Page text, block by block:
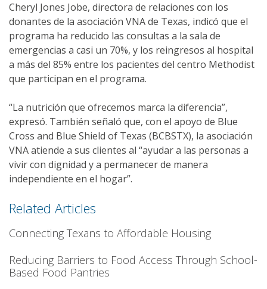
Cheryl Jones Jobe, directora de relaciones con los
donantes de la asociación VNA de Texas, indicó que el
programa ha reducido las consultas a la sala de
emergencias a casi un 70%, y los reingresos al hospital
a más del 85% entre los pacientes del centro Methodist
que participan en el programa.
“La nutrición que ofrecemos marca la diferencia”,
expresó. También señaló que, con el apoyo de Blue
Cross and Blue Shield of Texas (BCBSTX), la asociación
VNA atiende a sus clientes al “ayudar a las personas a
vivir con dignidad y a permanecer de manera
independiente en el hogar”.
Related Articles
Connecting Texans to Affordable Housing
Reducing Barriers to Food Access Through School-
Based Food Pantries